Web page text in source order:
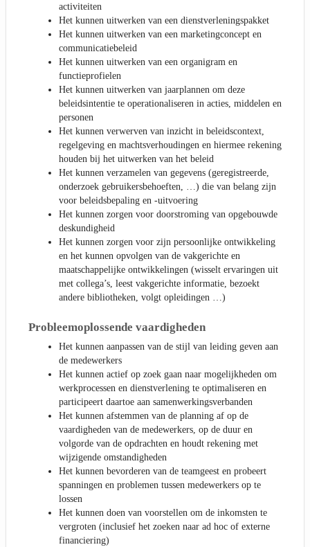
activiteiten
Het kunnen uitwerken van een dienstverleningspakket
Het kunnen uitwerken van een marketingconcept en
communicatiebeleid
Het kunnen uitwerken van een organigram en
functieprofielen
Het kunnen uitwerken van jaarplannen om deze
beleidsintentie te operationaliseren in acties, middelen en
personen
Het kunnen verwerven van inzicht in beleidscontext,
regelgeving en machtsverhoudingen en hiermee rekening
houden bij het uitwerken van het beleid
Het kunnen verzamelen van gegevens (geregistreerde,
onderzoek gebruikersbehoeften, …) die van belang zijn
voor beleidsbepaling en -uitvoering
Het kunnen zorgen voor doorstroming van opgebouwde
deskundigheid
Het kunnen zorgen voor zijn persoonlijke ontwikkeling
en het kunnen opvolgen van de vakgerichte en
maatschappelijke ontwikkelingen (wisselt ervaringen uit
met collega’s, leest vakgerichte informatie, bezoekt
andere bibliotheken, volgt opleidingen …)
Probleemoplossende vaardigheden
Het kunnen aanpassen van de stijl van leiding geven aan
de medewerkers
Het kunnen actief op zoek gaan naar mogelijkheden om
werkprocessen en dienstverlening te optimaliseren en
participeert daartoe aan samenwerkingsverbanden
Het kunnen afstemmen van de planning af op de
vaardigheden van de medewerkers, op de duur en
volgorde van de opdrachten en houdt rekening met
wijzigende omstandigheden
Het kunnen bevorderen van de teamgeest en probeert
spanningen en problemen tussen medewerkers op te
lossen
Het kunnen doen van voorstellen om de inkomsten te
vergroten (inclusief het zoeken naar ad hoc of externe
financiering)